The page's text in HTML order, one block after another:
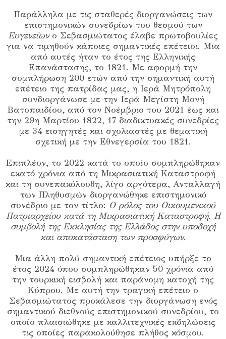
Παράλληλα με τις σταθερές διοργανώσεις των
επιστημονικών συνεδρίων του θεσμού των
Ευγενείωνο Σεβασμιώτατος έλαβε πρωτοβουλίες
για να τιμηθούν κάποιες σημαντικές επέτειοι. Μια
από αυτές ήταν το έτος της Ελληνικής
Επανάστασης, το 1821. Με αφορμή την
συμπλήρωση 200 ετών από την σημαντική αυτή
επέτειο της πατρίδας μας, η Ιερά Μητρόπολη
συνδιοργάνωσε με την Ιερά Μεγίστη Μονή
Βατοπαιδίου, από τον Νοέμβριο του 2021 έως και
την 29η Μαρτίου 1822, 17 διαδικτυακές συνεδρίες
με 34 εισηγητές και σχολιαστές με θεματική
σχετική με την Εθνεγερσία του 1821.
Επιπλέον, το 2022 κατά το οποίο συμπληρώθηκαν
εκατό χρόνια από τη Μικρασιατική Καταστροφή
και τη συνεπακόλουθη, λίγο αργότερα, Ανταλλαγή
των Πληθυσμών διοργανώθηκε επιστημονικό
συνέδριο με τον τίτλο: Ο ρόλος του Οικουμενικού
Πατριαρχείου κατά τη Μικρασιατική Καταστροφή. Η
συμβολή της Εκκλησίας της Ελλάδος στην υποδοχή
και αποκατάσταση των προσφύγων.
Μια άλλη πολύ σημαντική επέτειος υπήρξε το
έτος 2024 όπου συμπληρώθηκαν 50 χρόνια από
την τουρκική εισβολή και παράνομη κατοχή της
Κύπρου. Με αυτή την τραγική επέτειο ο
Σεβασμιώτατος προκάλεσε την διοργάνωση ενός
σημαντικού διεθνούς επιστημονικού συνεδρίου, το
οποίο πλαισιώθηκε με καλλιτεχνικές εκδηλώσεις
τις οποίες παρακολούθησε πλήθος κόσμου.